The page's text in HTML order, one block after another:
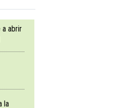
a abrir
la